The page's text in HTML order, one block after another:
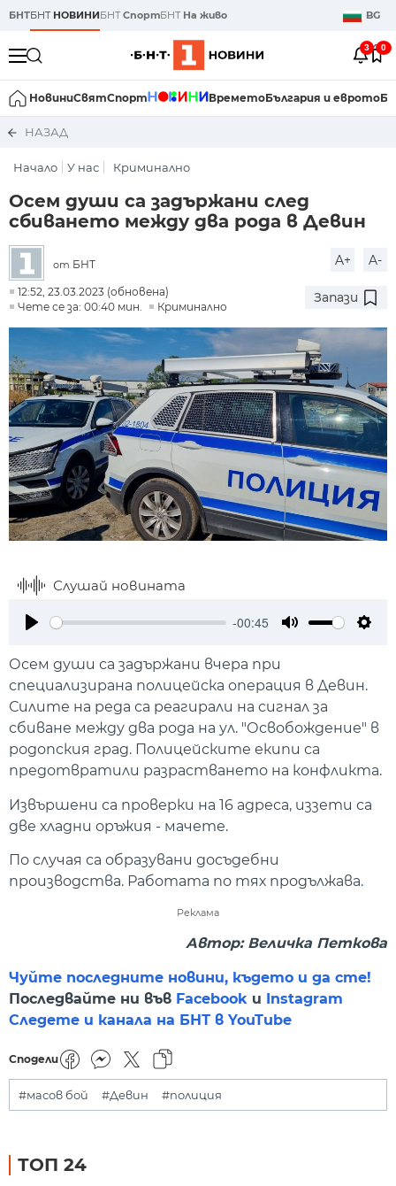
БНТБНТ НОВИНИБНТСпортБНТ На живо BG
3 0
НовиниСвятСпорт ВреметоБългария и еврото
НАЗАД
Начало У нас Криминално
Осем души са задържани след
сбиването между два рода в Девин
от БНТ A+ A-
12:52, 23.03.2023 (обновена)
Чете се за: 00:40 мин.
Криминално
Запази
Слушай новината
-00:45
Осем души са задържани вчера при
специализирана полицейска операция в Девин.
Силите на реда са реагирали на сигнал за
сбиване между два рода на ул. "Освобождение" в
родопския град. Полицейските екипи са
предотвратили разрастването на конфликта.
Извършени са проверки на 16 адреса, иззети са
две хладни оръжия - мачете.
По случая са образувани досъдебни
производства. Работата по тях продължава.
Реклама
Автор: Величка Петкова
Чуйте последните новини, където и да сте!
Последвайте ни във Facebook и Instagram
Следете и канала на БНТ в YouTube
Сподели
#масов бой #Девин #полиция
ТОП 24